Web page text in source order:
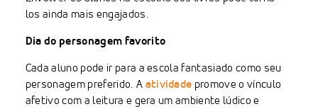
los ainda mais engajados.
Dia do personagem favorito
Cada aluno pode ir para a escola fantasiado como seu
personagem preferido. A atividade promove o vínculo
afetivo com a leitura e gera um ambiente lúdico e